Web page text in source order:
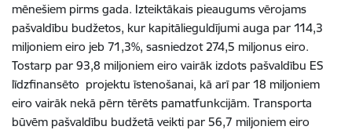
mēnešiem pirms gada. Izteiktākais pieaugums vērojams
pašvaldību budžetos, kur kapitālieguldījumi auga par 114,3
miljoniem eiro jeb 71,3%, sasniedzot 274,5 miljonus eiro.
Tostarp par 93,8 miljoniem eiro vairāk izdots pašvaldību ES
līdzfinansēto projektu īstenošanai, kā arī par 18 miljoniem
eiro vairāk nekā pērn tērēts pamatfunkcijām. Transporta
būvēm pašvaldību budžetā veikti par 56,7 miljoniem eiro